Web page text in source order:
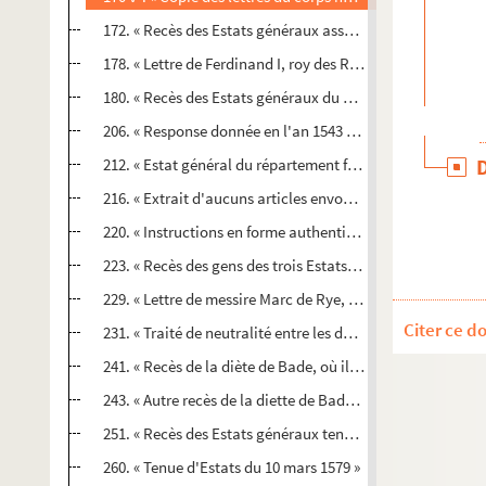
172. « Recès des Estats généraux assemblez à Dole en
178. « Lettre de Ferdinand I, roy des Romains, escritte
180. « Recès des Estats généraux du comté de
206. « Response donnée en l'an 1543 par M. de
212. « Estat général du répartement faict par les commis
216. « Extrait d'aucuns articles envoyez par les Estats du
220. « Instructions en forme authentique données par
223. « Recès des gens des trois Estats de la comté de
229. « Lettre de messire Marc de Rye, du président
231. « Traité de neutralité entre les deux Bourgongnes,
241. « Recès de la diète de Bade, où il fut traité, en l'an
243. « Autre recès de la diette de Bade de l'an 1555,
251. « Recès des Estats généraux tenus à Dole en l'an 1556 »
260. « Tenue d'Estats du 10 mars 1579 »
Citer ce